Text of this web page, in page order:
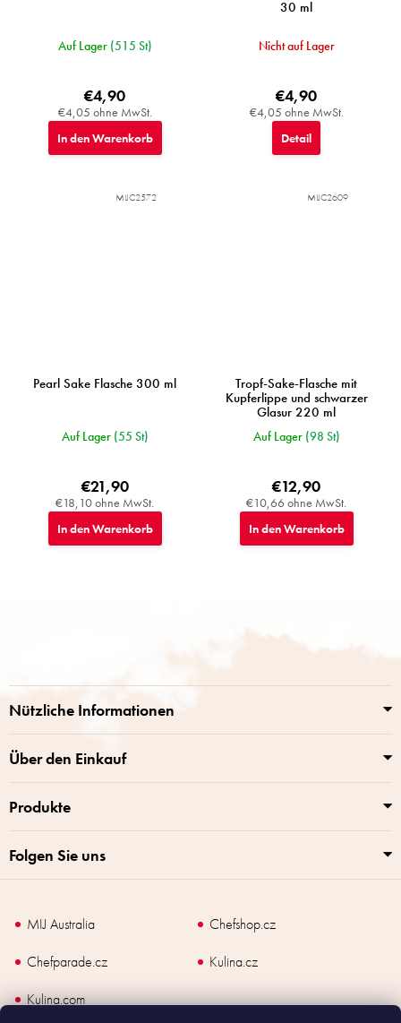
Auf Lager (515 St)
€4,05 ohne MwSt.
€4,90
In den Warenkorb
30 ml
Nicht auf Lager
€4,05 ohne MwSt.
€4,90
Detail
Pearl Sake Flasche 300 ml
Auf Lager (55 St)
€18,10 ohne MwSt.
€21,90
In den Warenkorb
MIJC2572
Tropf-Sake-Flasche mit
Kupferlippe und schwarzer
Glasur 220 ml
Auf Lager (98 St)
€10,66 ohne MwSt.
€12,90
In den Warenkorb
MIJC2609
Nützliche Informationen
Über den Einkauf
Produkte
Folgen Sie uns
MIJ Australia
Chefshop.cz
Chefparade.cz
Kulina.cz
Kulina.com